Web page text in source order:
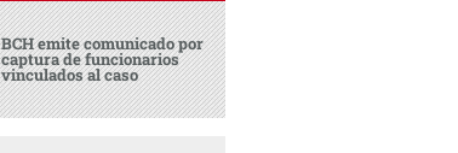
BCH emite comunicado por
captura de funcionarios
vinculados al caso